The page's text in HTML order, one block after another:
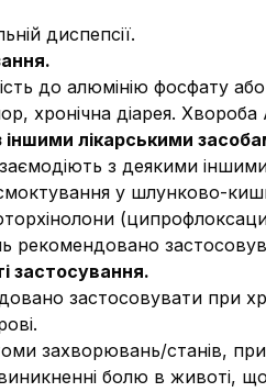
диспепсії.
до алюмінію фосфату
хронічна діарея.
іншими лікарськими
з деякими
у шлунково-
рекомендовано
застосування.
застосовувати при
захворювань/станів,
болю в животі,